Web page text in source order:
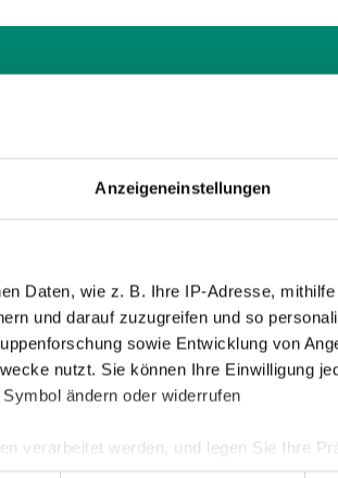
Anzeigeneinstellungen
Daten, wie z. B. Ihre IP-Adresse,
und darauf zuzugreifen und so
sowie Entwicklung von
nutzt. Sie können Ihre Einwilligung
ändern oder widerrufen
verarbeitet werden, und legen Sie Ihre
Coca-Cola Cups in Mattersburg
Guntamatic Ried den starken 4. Platz.
SICHERT SICH PLATZ 1
2018
der Keine Sorgen Arena die U9
aus Österreich und Deutschland